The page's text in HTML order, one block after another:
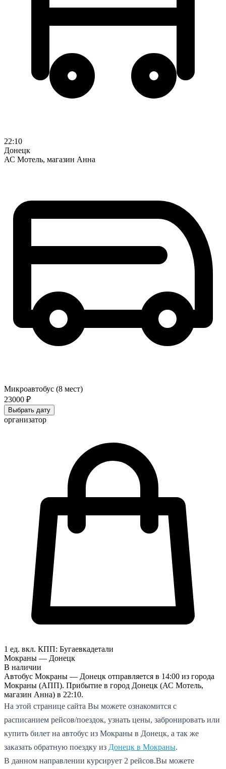
22:10
Донецк
АС Мотель, магазин Анна
Микроавтобус (8 мест)
23000 ₽
Выбрать дату
организатор
1 ед. вкл. КПП: Бугаевкадетали
Мокраны — Донецк
В наличии
Автобус Мокраны — Донецк отправляется в 14:00 из города
Мокраны (АПП). Прибытие в город Донецк (АС Мотель,
магазин Анна) в 22:10.
На этой странице сайта Вы можете ознакомится с
расписанием рейсов/поездок, узнать цены, забронировать или
купить билет на автобус из Мокраны в Донецк, а так же
заказать обратную поездку из Донецк в Мокраны.
В данном направлении курсирует 2 рейсов.Вы можете